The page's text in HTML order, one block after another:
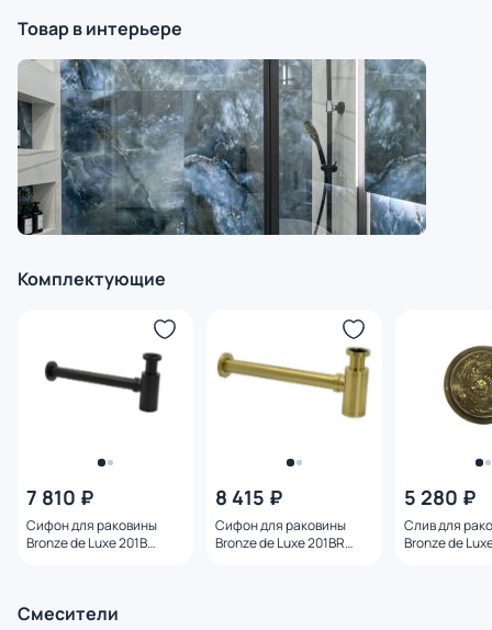
Товар в интерьере
Комплектующие
7 810 ₽
Сифон для раковины
Bronze de Luxe 201B
8 415 ₽
Сифон для раковины
Bronze de Luxe 201BR
5 280 ₽
Cлив для
Bronze de
Смесители